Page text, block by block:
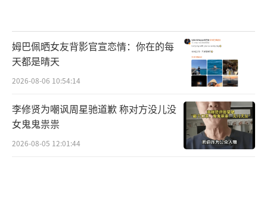
姆巴佩晒女友背影官宣恋情：你在的每
天都是晴天
2026-08-06 10:54:14
李修贤为嘲讽周星驰道歉 称对方没儿没
女鬼鬼祟祟
2026-08-05 12:01:44